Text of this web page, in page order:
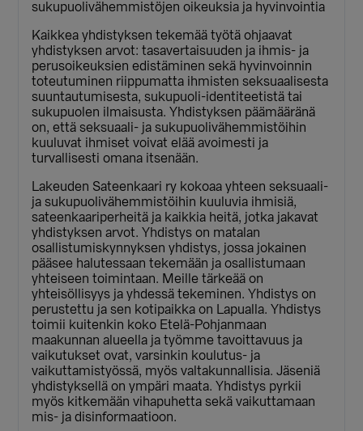
sukupuolivähemmistöjen oikeuksia ja hyvinvointia
Kaikkea yhdistyksen tekemää työtä ohjaavat
yhdistyksen arvot: tasavertaisuuden ja ihmis- ja
perusoikeuksien edistäminen sekä hyvinvoinnin
toteutuminen riippumatta ihmisten seksuaalisesta
suuntautumisesta, sukupuoli-identiteetistä tai
sukupuolen ilmaisusta. Yhdistyksen päämääränä
on, että seksuaali- ja sukupuolivähemmistöihin
kuuluvat ihmiset voivat elää avoimesti ja
turvallisesti omana itsenään.
Lakeuden Sateenkaari ry kokoaa yhteen seksuaali-
ja sukupuolivähemmistöihin kuuluvia ihmisiä,
sateenkaariperheitä ja kaikkia heitä, jotka jakavat
yhdistyksen arvot. Yhdistys on matalan
osallistumiskynnyksen yhdistys, jossa jokainen
pääsee halutessaan tekemään ja osallistumaan
yhteiseen toimintaan. Meille tärkeää on
yhteisöllisyys ja yhdessä tekeminen. Yhdistys on
perustettu ja sen kotipaikka on Lapualla. Yhdistys
toimii kuitenkin koko Etelä-Pohjanmaan
maakunnan alueella ja työmme tavoittavuus ja
vaikutukset ovat, varsinkin koulutus- ja
vaikuttamistyössä, myös valtakunnallisia. Jäseniä
yhdistyksellä on ympäri maata. Yhdistys pyrkii
myös kitkemään vihapuhetta sekä vaikuttamaan
mis- ja disinformaatioon.